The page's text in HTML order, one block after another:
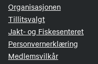
Organisasjonen
Tillitsvalgt
Jakt- og Fiskesenteret
Personvernerklæring
Medlemsvilkår